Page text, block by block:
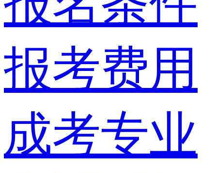
报考费用
成考专业